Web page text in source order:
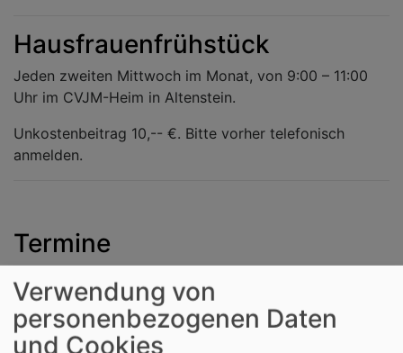
Hausfrauenfrühstück
Jeden zweiten Mittwoch im Monat, von 9:00 – 11:00
Uhr im CVJM-Heim in Altenstein.
Unkostenbeitrag 10,-- €. Bitte vorher telefonisch
anmelden.
Termine
Do, 3.9. 20 Uhr
Über Glauben lässt sich reden
Hofheim-Rügheim Martin-Luther-Haus
Verwendung von
personenbezogenen Daten
und Cookies